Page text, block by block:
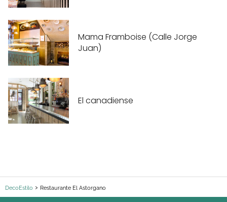
Mama Framboise (Calle Jorge
Juan)
El canadiense
DecoEstilo Restaurante El Astorgano